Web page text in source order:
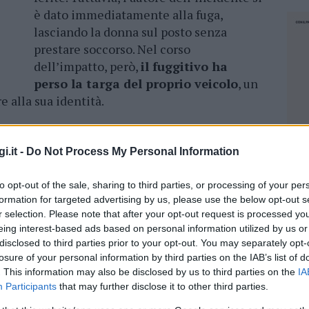
- Do Not Process My Personal Information
opt-out of the sale, sharing to third parties, or processing of your
for targeted advertising by us, please use the below opt-out
selection. Please note that after your opt-out request is processed
interest-based ads based on personal information utilized by us
to third parties prior to your opt-out. You may separately
of your personal information by third parties on the IAB’s list of
This information may also be disclosed by us to third parties on the
Participants that may further disclose it to other third parties.
è dato immediatamente alla fuga,
lasciando la donna sul posto senza
prestare soccorso. Nel corso
dell’impatto, però,il fuggitivo ha
perso la targa del proprio veicolo, un
alla sua identità.
la Polizia Stradale.
prontamente dopo la segnalazione, ha
responsabile. A supporto delle operazioni, è
Polizia Stradale, già presente nelle
Gli agenti hanno avviato i rilievi sul posto
utiliper ricostruire l’accaduto e
fuga.